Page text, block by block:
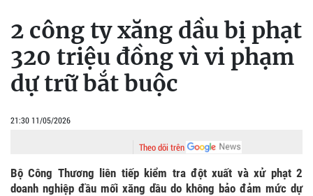
2 công ty xăng dầu bị phạt
320 triệu đồng vì vi phạm
dự trữ bắt buộc
21:30 11/05/2026
Theo dõi trên
Bộ Công Thương liên tiếp kiểm tra đột xuất và xử phạt 2
doanh nghiệp đầu mối xăng dầu do không bảo đảm mức dự